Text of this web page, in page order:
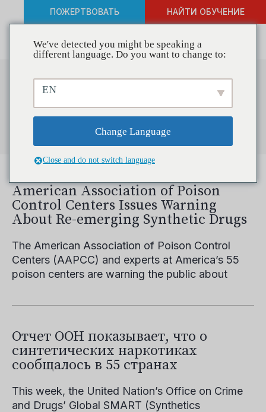
ПОЖЕРТВОВАТЬ НАЙТИ ОБУЧЕНИЕ
Search Results for
"synthetic drugs"
American Association of Poison
Control Centers Issues Warning
About Re-emerging Synthetic Drugs
The American Association of Poison Control
Centers (AAPCC) and experts at America’s 55
poison centers are warning the public about
Отчет ООН показывает, что о
синтетических наркотиках
сообщалось в 55 странах
This week, the United Nation’s Office on Crime
and Drugs’ Global SMART (Synthetics
We've detected you might be speaking a
different language. Do you want to change to:
EN
Change Language
Close and do not switch language